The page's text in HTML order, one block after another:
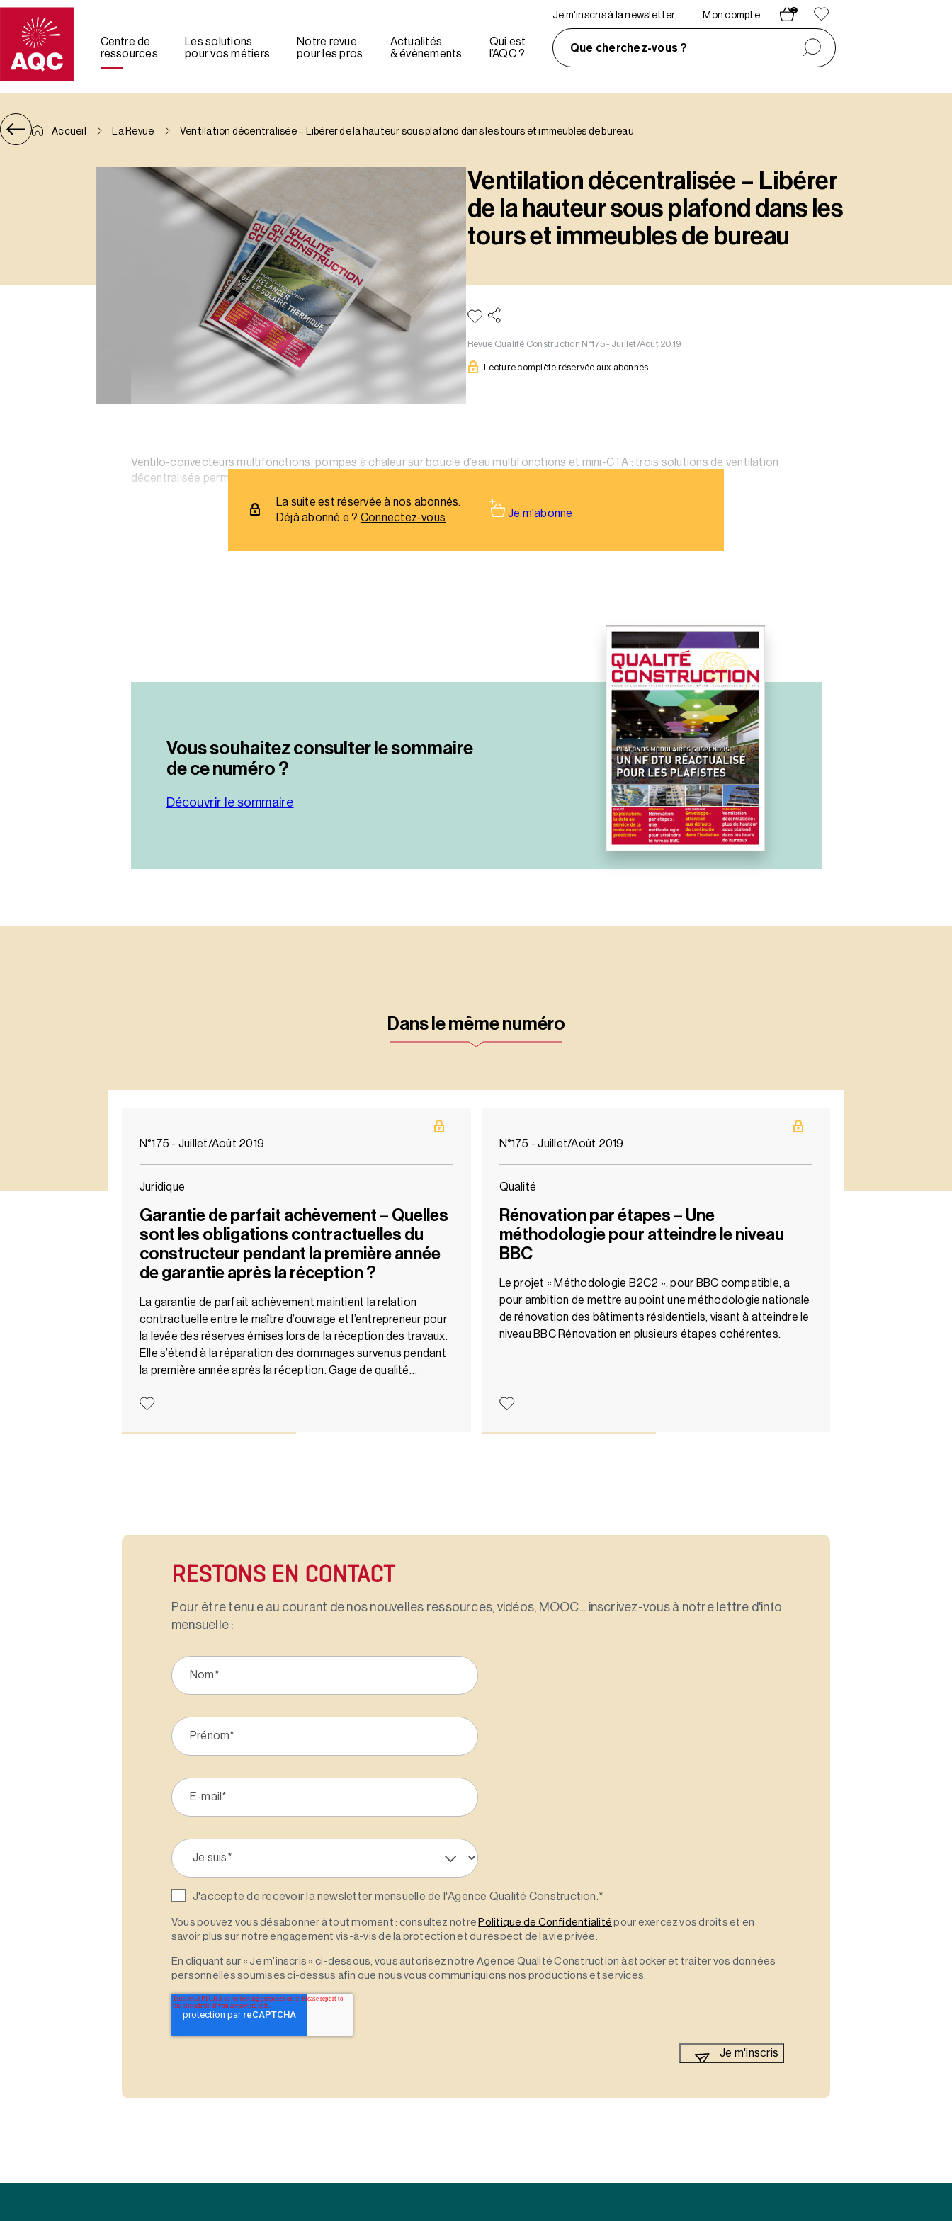
Panneau de gestion des cookies
Centre de
ressources
Les solutions
pour vos métiers
Notre revue
pour les pros
Actualités
& évènements
Qui est
l’AQC ?
Je m'inscris à la newsletter Mon compte
0
Que cherchez-vous ?
Accueil La Revue Ventilation décentralisée – Libérer de la hauteur sous plafond dans les tours et immeubles de bureau
Ventilation décentralisée – Libérer
de la hauteur sous plafond dans les
tours et immeubles de bureau
Revue Qualité Construction N°175 - Juillet/Août 2019
Lecture complète réservée aux abonnés
Ventilo-convecteurs multifonctions, pompes à chaleur sur boucle d’eau multifonctions et mini-CTA : trois solutions de ventilation
décentralisée permettent d’économiser environ 30 à 40 cm sous plafond par niveau dans les immeubles de bureaux.
La suite est réservée à nos abonnés.
Déjà abonné.e ? Connectez-vous Je m'abonne
Vous souhaitez consulter le sommaire
de ce numéro ?
Découvrir le sommaire
Dans le même numéro
N°175 - Juillet/Août 2019
Juridique
Garantie de parfait achèvement – Quelles
sont les obligations contractuelles du
constructeur pendant la première année
de garantie après la réception ?
La garantie de parfait achèvement maintient la relation
contractuelle entre le maître d’ouvrage et l’entrepreneur pour
la levée des réserves émises lors de la réception des travaux.
Elle s’étend à la réparation des dommages survenus pendant
la première année après la réception. Gage de qualité…
N°175 - Juillet/Août 2019
Qualité
Rénovation par étapes – Une
méthodologie pour atteindre le niveau
BBC
Le projet « Méthodologie B2C2 », pour BBC compatible, a
pour ambition de mettre au point une méthodologie nationale
de rénovation des bâtiments résidentiels, visant à atteindre le
niveau BBC Rénovation en plusieurs étapes cohérentes.
RESTONS EN CONTACT
Pour être tenu.e au courant de nos nouvelles ressources, vidéos, MOOC... inscrivez-vous à notre lettre d'info
mensuelle :
J'accepte de recevoir la newsletter mensuelle de l'Agence Qualité Construction.*
Vous pouvez vous désabonner à tout moment : consultez notre Politique de Confidentialité pour exercez vos droits et en
savoir plus sur notre engagement vis-à-vis de la protection et du respect de la vie privée.
En cliquant sur « Je m'inscris » ci-dessous, vous autorisez notre Agence Qualité Construction à stocker et traiter vos données
personnelles soumises ci-dessus afin que nous vous communiquions nos productions et services.